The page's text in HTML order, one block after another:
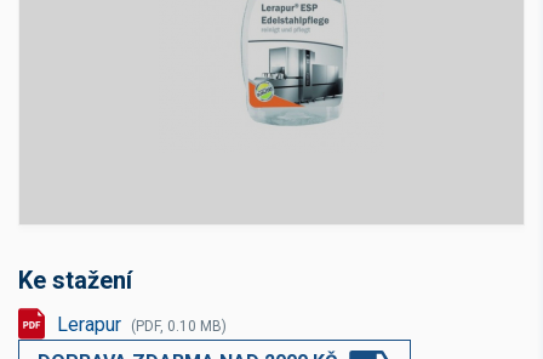
Ke stažení
Lerapur (PDF, 0.10 MB)